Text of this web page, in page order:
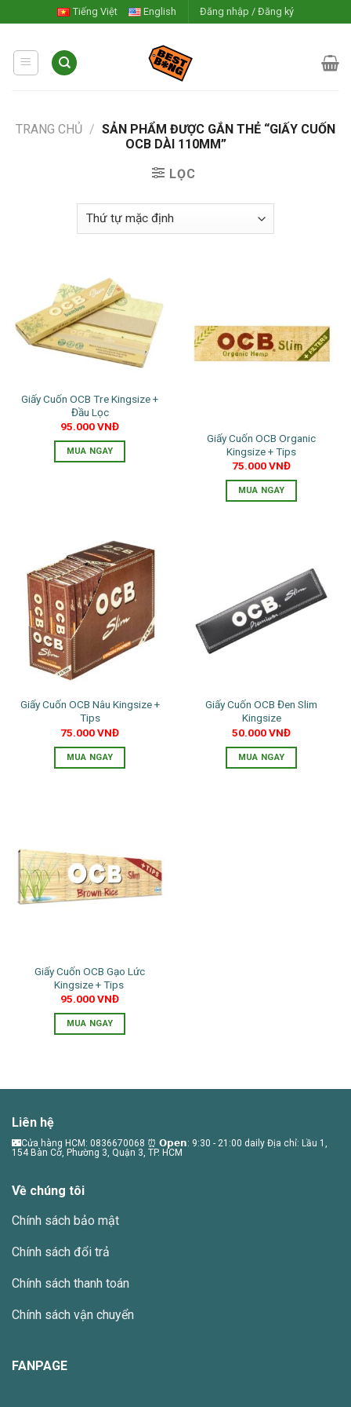
to
content
Tiếng Việt English Đăng nhập / Đăng ký
TRANG CHỦ / SẢN PHẨM ĐƯỢC GẮN THẺ “GIẤY CUỐN
OCB DÀI 110MM”
LỌC
Giấy Cuốn OCB Tre Kingsize +
Đầu Lọc
95.000VNĐ
MUA NGAY
Giấy Cuốn OCB Organic
Kingsize + Tips
75.000VNĐ
MUA NGAY
Giấy Cuốn OCB Nâu Kingsize +
Tips
75.000VNĐ
MUA NGAY
Giấy Cuốn OCB Đen Slim
Kingsize
50.000VNĐ
MUA NGAY
Giấy Cuốn OCB Gạo Lức
Kingsize + Tips
95.000VNĐ
MUA NGAY
Liên hệ
🌃Cửa hàng HCM: 0836670068 ⏰ 𝗢𝗽𝗲𝗻: 9:30 - 21:00 daily Địa chỉ: Lầu 1,
154 Bàn Cờ, Phường 3, Quận 3, TP. HCM
Về chúng tôi
Chính sách bảo mật
Chính sách đổi trả
Chính sách thanh toán
Chính sách vận chuyển
FANPAGE